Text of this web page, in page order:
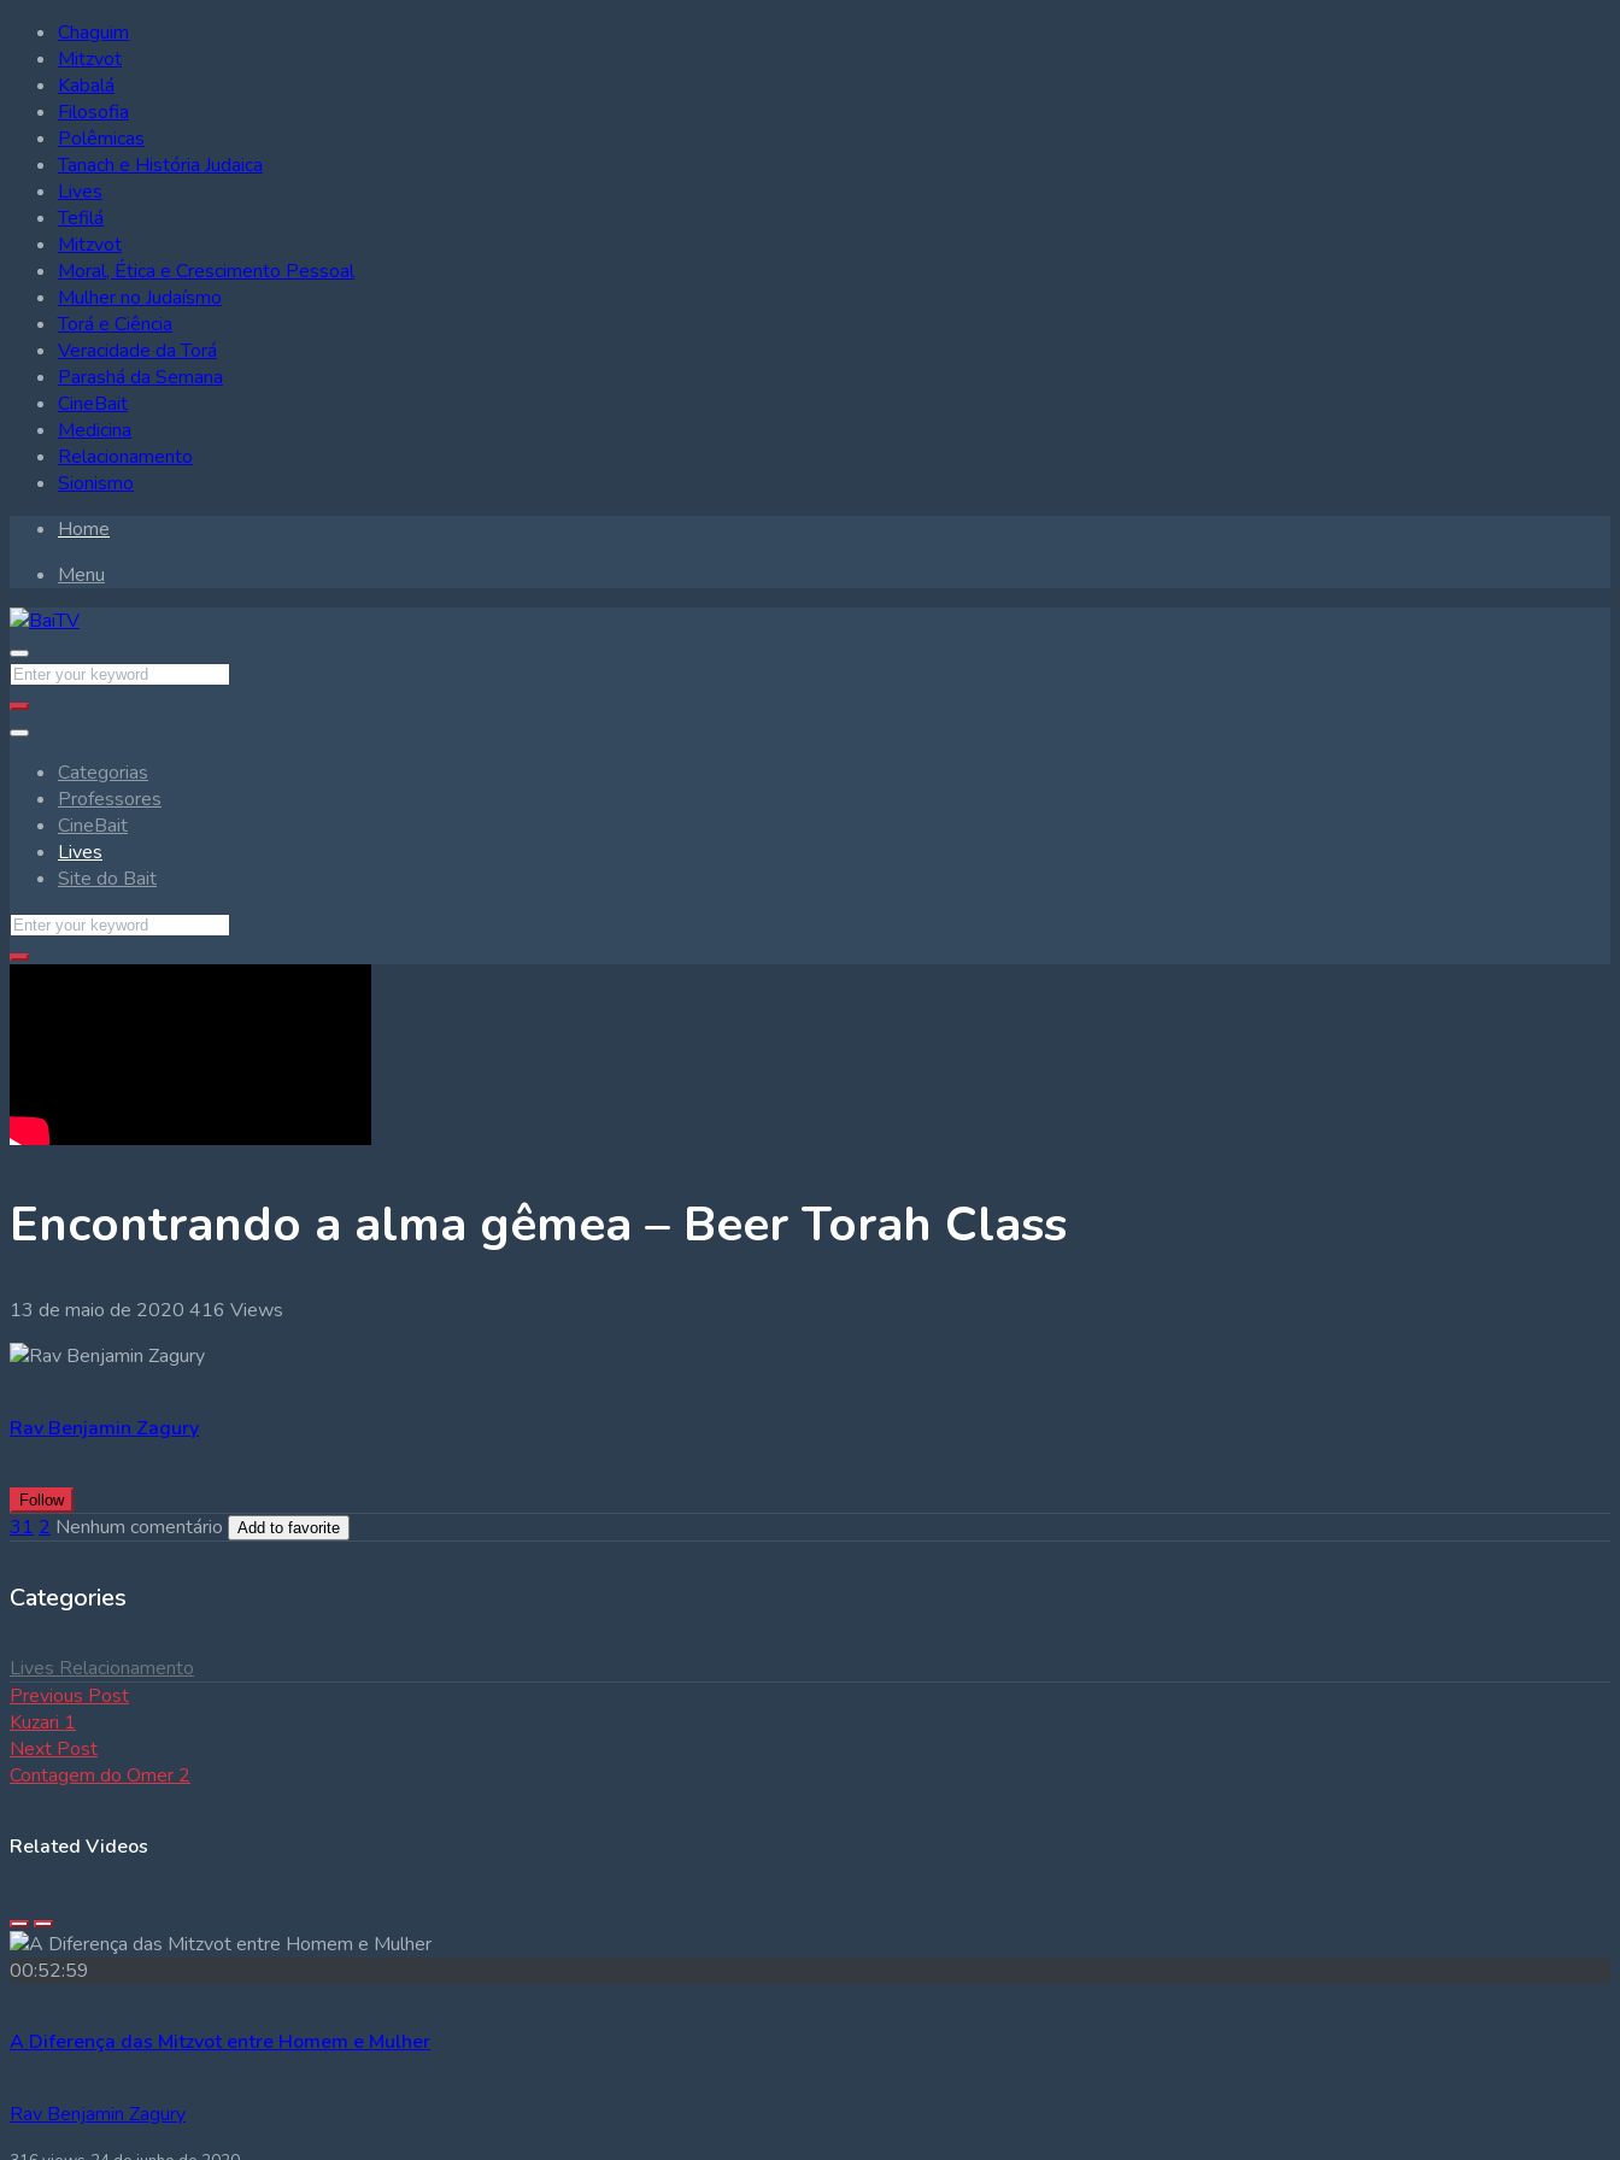
Chaguim
Mitzvot
Kabalá
Filosofia
Polêmicas
Tanach e História Judaica
Lives
Tefilá
Mitzvot
Moral, Ética e Crescimento Pessoal
Mulher no Judaísmo
Torá e Ciência
Veracidade da Torá
Parashá da Semana
CineBait
Medicina
Relacionamento
Sionismo
Home
Menu
Categorias
Professores
CineBait
Lives
Site do Bait
Encontrando a alma gêmea – Beer Torah Class
13 de maio de 2020 416 Views
Rav Benjamin Zagury
Follow
31 2 Nenhum comentário Add to favorite
Categories
Lives Relacionamento
Navegação
de
Previous PostPrevious
Kuzari 1
Next PostNext
post:
Contagem do Omer 2
Related Videos
00:52:59
A Diferença das Mitzvot entre Homem e Mulher
Rav Benjamin Zagury